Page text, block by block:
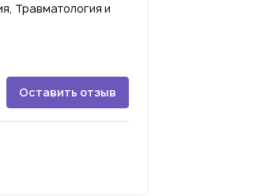
Травматология и
Оставить отзыв